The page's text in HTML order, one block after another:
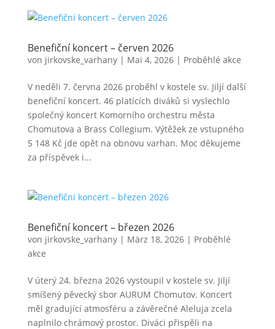
Benefiční koncert – červen 2026
von jirkovske_varhany| Mai 4, 2026| Proběhlé akce
V neděli 7. června 2026 proběhl v kostele sv. Jiljí další
benefiční koncert. 46 platících diváků si vyslechlo
společný koncert Komorního orchestru města
Chomutova a Brass Collegium. Výtěžek ze vstupného
5 148 Kč jde opět na obnovu varhan. Moc děkujeme
za příspěvek i...
Benefiční koncert – březen 2026
von jirkovske_varhany| März 18, 2026| Proběhlé
akce
V úterý 24. března 2026 vystoupil v kostele sv. Jiljí
smíšený pěvecký sbor AURUM Chomutov. Koncert
měl gradující atmosféru a závěrečné Aleluja zcela
naplnilo chrámový prostor. Diváci přispěli na